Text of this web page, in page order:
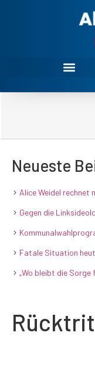
Neueste
Alice Weidel rechnet
Gegen die
Fatale Situation
„Wo bleibt die Sorge